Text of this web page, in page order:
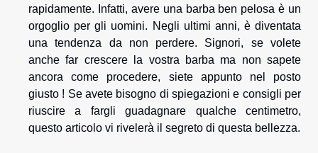
rapidamente. Infatti, avere una barba ben pelosa è un
orgoglio per gli uomini. Negli ultimi anni, è diventata
una tendenza da non perdere. Signori, se volete
anche far crescere la vostra barba ma non sapete
ancora come procedere, siete appunto nel posto
giusto ! Se avete bisogno di spiegazioni e consigli per
riuscire a fargli guadagnare qualche centimetro,
questo articolo vi rivelerà il segreto di questa bellezza.